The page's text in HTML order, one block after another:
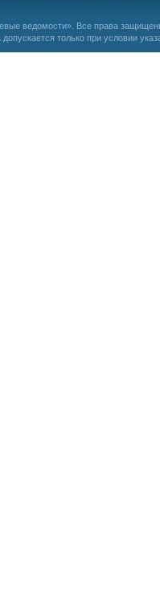
ведомости» . Все права
только при условии